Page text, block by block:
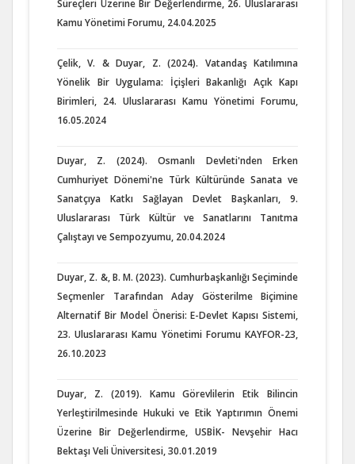
Süreçleri Üzerine Bir Değerlendirme, 26. Uluslararası
Kamu Yönetimi Forumu, 24.04.2025
Çelik, V. & Duyar, Z. (2024). Vatandaş Katılımına
Yönelik Bir Uygulama: İçişleri Bakanlığı Açık Kapı
Birimleri, 24. Uluslararası Kamu Yönetimi Forumu,
16.05.2024
Duyar, Z. (2024). Osmanlı Devleti'nden Erken
Cumhuriyet Dönemi'ne Türk Kültüründe Sanata ve
Sanatçıya Katkı Sağlayan Devlet Başkanları, 9.
Uluslararası Türk Kültür ve Sanatlarını Tanıtma
Çalıştayı ve Sempozyumu, 20.04.2024
Duyar, Z. &, B. M. (2023). Cumhurbaşkanlığı Seçiminde
Seçmenler Tarafından Aday Gösterilme Biçimine
Alternatif Bir Model Önerisi: E-Devlet Kapısı Sistemi,
23. Uluslararası Kamu Yönetimi Forumu KAYFOR-23,
26.10.2023
Duyar, Z. (2019). Kamu Görevlilerin Etik Bilincin
Yerleştirilmesinde Hukuki ve Etik Yaptırımın Önemi
Üzerine Bir Değerlendirme, USBİK- Nevşehir Hacı
Bektaşı Veli Üniversitesi, 30.01.2019